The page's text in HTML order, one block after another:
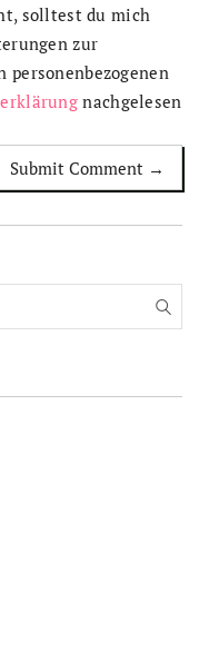
solltest du mich
zur
personenbezogenen
nachgelesen